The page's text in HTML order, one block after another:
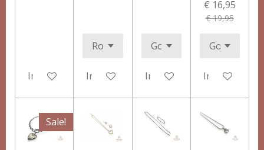
In winkelwagenIn winkelwagenIn winkelwagen
€ 16,95
€ 19,95
In
Sale!